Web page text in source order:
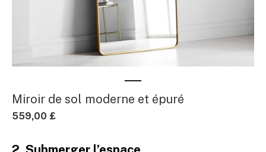
Miroir de sol moderne et épuré
559,00 £